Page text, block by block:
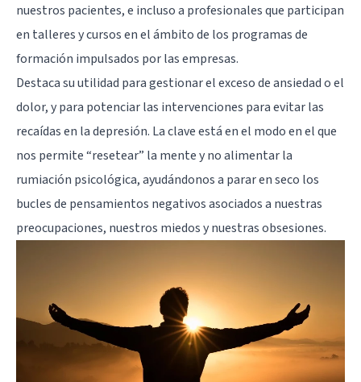
nuestros pacientes, e incluso a profesionales que participan
en talleres y cursos en el ámbito de los programas de
formación impulsados por las empresas.
Destaca su utilidad para gestionar el exceso de ansiedad o el
dolor, y para potenciar las intervenciones para evitar las
recaídas en la depresión. La clave está en el modo en el que
nos permite “resetear” la mente y no alimentar la
rumiación psicológica, ayudándonos a parar en seco los
bucles de pensamientos negativos asociados a nuestras
preocupaciones, nuestros miedos y nuestras obsesiones.